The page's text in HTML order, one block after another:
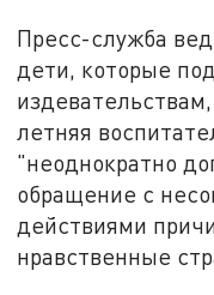
Пресс-служба
дети, которые
летняя
"неоднократно
обращение с
действиями
нравственные